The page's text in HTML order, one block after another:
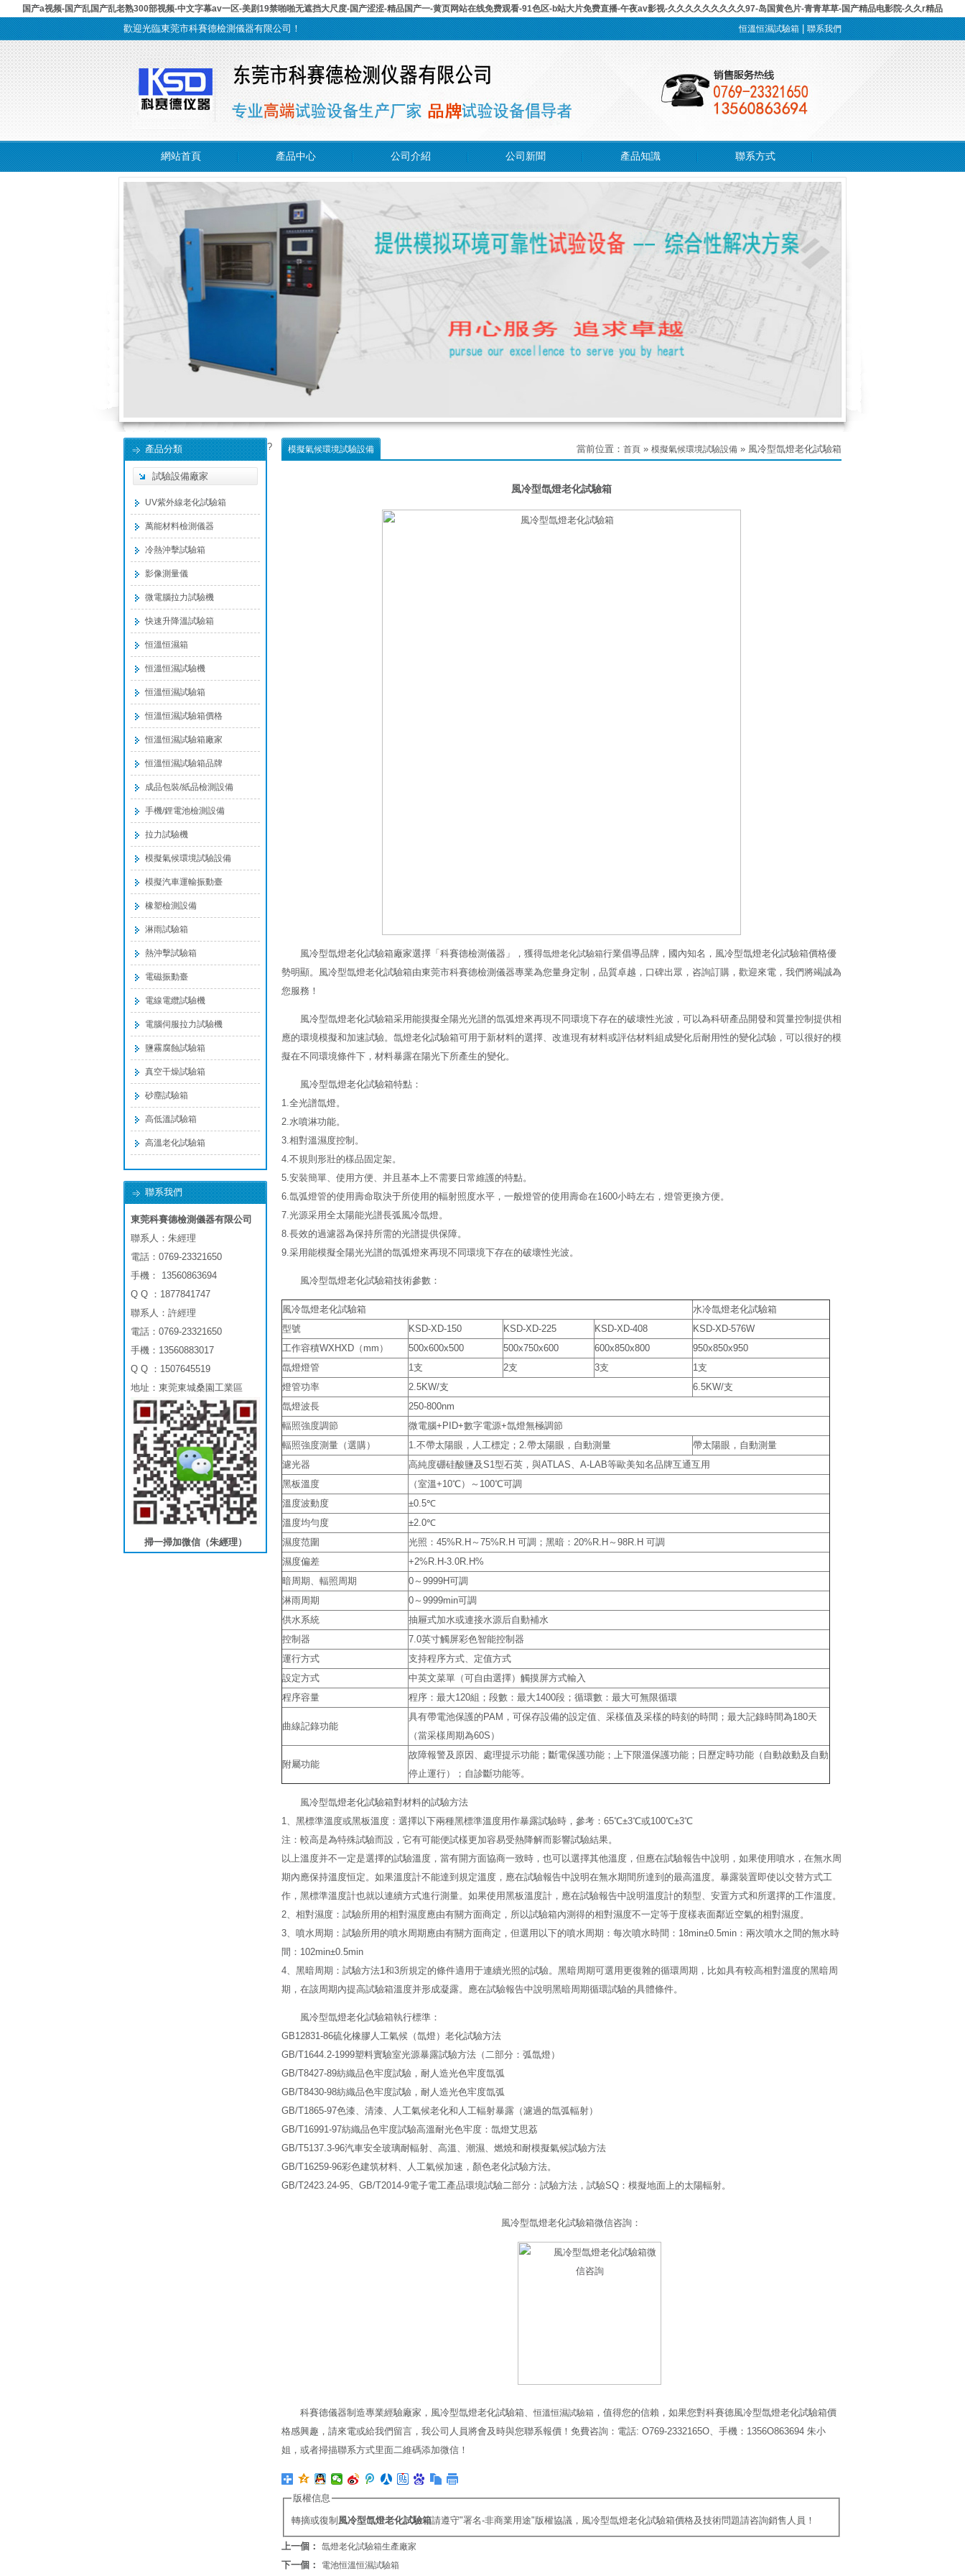
国产a视频-国产乱国产乱老熟300部视频-中文字幕av一区-美剧19禁啪啪无遮挡大尺度-国产涩涩-精品国产一-黄页网站在线免费观看-91色区-b站大片免费直播-午夜av影视-久久久久久久久久久97-岛国黄色片-青青草草-国产精品电影院-久久r精品
歡迎光臨東莞市科賽德檢測儀器有限公司！ 恒溫恒濕試驗箱|聯系我們
網站首頁 產品中心 公司介紹 公司新聞 產品知識 聯系方式
模擬氣候環境試驗設備 當前位置： 首頁 » 模擬氣候環境試驗設備 » 風冷型氙燈老化試驗箱
風冷型氙燈老化試驗箱
風冷型氙燈老化試驗箱廠家選擇「科賽德檢測儀器」，獲得氙燈老化試驗箱行業倡導品牌，國內知名，風冷型氙燈老化試驗箱價格優
勢明顯。風冷型氙燈老化試驗箱由東莞市科賽德檢測儀器專業為您量身定制，品質卓越，口碑出眾，咨詢訂購，歡迎來電，我們將竭誠為
您服務！
風冷型氙燈老化試驗箱采用能摸擬全陽光光譜的氙弧燈來再現不同環境下存在的破壞性光波，可以為科研產品開發和質量控制提供相
應的環境模擬和加速試驗。氙燈老化試驗箱可用于新材料的選擇、改進現有材料或評估材料組成變化后耐用性的變化試驗，可以很好的模
擬在不同環境條件下，材料暴露在陽光下所產生的變化。
風冷型氙燈老化試驗箱特點：
1.全光譜氙燈。
2.水噴淋功能。
3.相對溫濕度控制。
4.不規則形壯的樣品固定架。
5.安裝簡單、使用方便、并且基本上不需要日常維護的特點。
6.氙弧燈管的使用壽命取決于所使用的輻射照度水平，一般燈管的使用壽命在1600小時左右，燈管更換方便。
7.光源采用全太陽能光譜長弧風冷氙燈。
8.長效的過濾器為保持所需的光譜提供保障。
9.采用能模擬全陽光光譜的氙弧燈來再現不同環境下存在的破壞性光波。
風冷型氙燈老化試驗箱技術參數：
風冷氙燈老化試驗箱
水冷氙燈老化試驗箱
型號
KSD-XD-150 KSD-XD-225 KSD-XD-408
KSD-XD-576W
工作容積WXHXD（mm）
500x600x500 500x750x600 600x850x800
950x850x950
氙燈燈管
1支 2支 3支
1支
燈管功率
2.5KW/支
6.5KW/支
氙燈波長
250-800nm
輻照強度調節
微電腦+PID+數字電源+氙燈無極調節
輻照強度測量（選購）
1.不帶太陽眼，人工標定；2.帶太陽眼，自動測量
帶太陽眼，自動測量
濾光器
高純度硼硅酸鹽及S1型石英，與ATLAS、A-LAB等歐美知名品牌互通互用
黑板溫度
（室溫+10℃）～100℃可調
溫度波動度
±0.5℃
溫度均勻度
±2.0℃
濕度范圍
光照：45%R.H～75%R.H 可調；黑暗：20%R.H～98R.H 可調
濕度偏差
+2%R.H-3.0R.H%
暗周期、輻照周期
0～9999H可調
淋雨周期
0～9999min可調
供水系統
抽屜式加水或連接水源后自動補水
控制器
7.0英寸觸屏彩色智能控制器
運行方式
支持程序方式、定值方式
設定方式
中英文菜單（可自由選擇）觸摸屏方式輸入
程序容量
程序：最大120組；段數：最大1400段；循環數：最大可無限循環
曲線記錄功能
具有帶電池保護的PAM，可保存設備的設定值、采樣值及采樣的時刻的時間；最大記錄時間為180天
（當采樣周期為60S）
附屬功能
故障報警及原因、處理提示功能；斷電保護功能；上下限溫保護功能；日歷定時功能（自動啟動及自動
停止運行）；自診斷功能等。
風冷型氙燈老化試驗箱對材料的試驗方法
1、黑標準溫度或黑板溫度：選擇以下兩種黑標準溫度用作暴露試驗時，參考：65℃±3℃或100℃±3℃
注：較高是為特殊試驗而設，它有可能便試樣更加容易受熱降解而影響試驗結果。
以上溫度并不一定是選擇的試驗溫度，當有開方面協商一致時，也可以選擇其他溫度，但應在試驗報告中說明，如果使用噴水，在無水周
期內應保持溫度恒定。如果溫度計不能達到規定溫度，應在試驗報告中說明在無水期間所達到的最高溫度。暴露裝置即使以交替方式工
作，黑標準溫度計也就以連續方式進行測量。如果使用黑板溫度計，應在試驗報告中說明溫度計的類型、安置方式和所選擇的工作溫度。
2、相對濕度：試驗所用的相對濕度應由有關方面商定，所以試驗箱內測得的相對濕度不一定等于度樣表面鄰近空氣的相對濕度。
3、噴水周期：試驗所用的噴水周期應由有關方面商定，但選用以下的噴水周期：每次噴水時間：18min±0.5min：兩次噴水之間的無水時
間：102min±0.5min
4、黑暗周期：試驗方法1和3所規定的條件適用于連續光照的試驗。黑暗周期可選用更復雜的循環周期，比如具有較高相對溫度的黑暗周
期，在該周期內提高試驗箱溫度并形成凝露。應在試驗報告中說明黑暗周期循環試驗的具體條件。
風冷型氙燈老化試驗箱執行標準：
GB12831-86硫化橡膠人工氣候（氙燈）老化試驗方法
GB/T1644.2-1999塑料實驗室光源暴露試驗方法（二部分：弧氙燈）
GB/T8427-89紡織品色牢度試驗，耐人造光色牢度氙弧
GB/T8430-98紡織品色牢度試驗，耐人造光色牢度氙弧
GB/T1865-97色漆、清漆、人工氣候老化和人工輻射暴露（濾過的氙弧輻射）
GB/T16991-97紡織品色牢度試驗高溫耐光色牢度：氙燈艾思荔
GB/T5137.3-96汽車安全玻璃耐輻射、高溫、潮濕、燃燒和耐模擬氣候試驗方法
GB/T16259-96彩色建筑材料、人工氣候加速，顏色老化試驗方法。
GB/T2423.24-95、GB/T2014-9電子電工產品環境試驗二部分：試驗方法，試驗SQ：模擬地面上的太陽輻射。
風冷型氙燈老化試驗箱微信咨詢：
科賽德儀器制造專業經驗廠家，風冷型氙燈老化試驗箱、恒溫恒濕試驗箱 ，值得您的信賴，如果您對科賽德風冷型氙燈老化試驗箱價
格感興趣，請來電或給我們留言，我公司人員將會及時與您聯系報價！免費咨詢：電話: O769-2332165O、手機：1356O863694 朱小
姐，或者掃描聯系方式里面二維碼添加微信！
版權信息
轉摘或復制風冷型氙燈老化試驗箱請遵守"署名-非商業用途"版權協議，風冷型氙燈老化試驗箱價格及技術問題請咨詢銷售人員！
上一個： 氙燈老化試驗箱生產廠家
下一個： 電池恒溫恒濕試驗箱
?
產品分類
試驗設備廠家
UV紫外線老化試驗箱
萬能材料檢測儀器
冷熱沖擊試驗箱
影像測量儀
微電腦拉力試驗機
快速升降溫試驗箱
恒溫恒濕箱
恒溫恒濕試驗機
恒溫恒濕試驗箱
恒溫恒濕試驗箱價格
恒溫恒濕試驗箱廠家
恒溫恒濕試驗箱品牌
成品包裝/紙品檢測設備
手機/鋰電池檢測設備
拉力試驗機
模擬氣候環境試驗設備
模擬汽車運輸振動臺
橡塑檢測設備
淋雨試驗箱
熱沖擊試驗箱
電磁振動臺
電線電纜試驗機
電腦伺服拉力試驗機
鹽霧腐蝕試驗箱
真空干燥試驗箱
砂塵試驗箱
高低溫試驗箱
高溫老化試驗箱
聯系我們
東莞科賽德檢測儀器有限公司
聯系人：朱經理
電話：0769-23321650
手機： 13560863694
Q Q ：1877841747
聯系人：許經理
電話：0769-23321650
手機：13560883017
Q Q ：1507645519
地址：東莞東城桑園工業區
掃一掃加微信（朱經理）